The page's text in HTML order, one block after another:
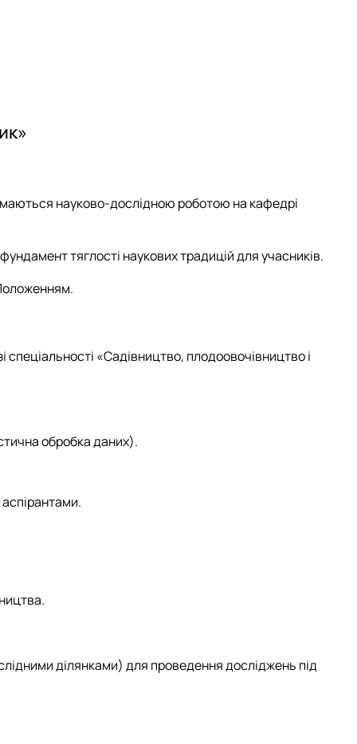
науково-дослідною роботою на кафедрі
тяглості наукових традицій для учасників.
спеціальності «Садівництво, плодоовочівництво і
обробка даних).
ділянками) для проведення досліджень під